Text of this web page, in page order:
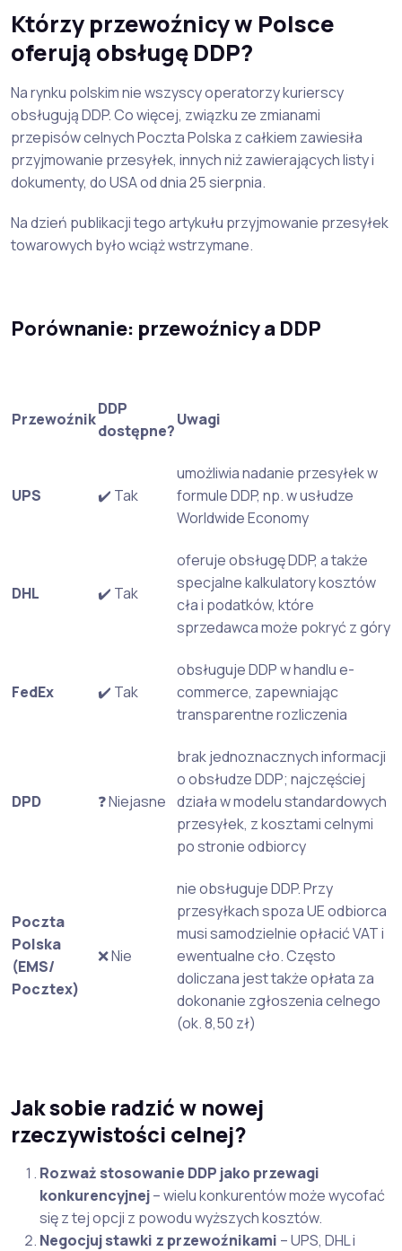
Którzy przewoźnicy w Polsce
oferują obsługę DDP?
Na rynku polskim nie wszyscy operatorzy kurierscy
obsługują DDP. Co więcej, związku ze zmianami
przepisów celnych Poczta Polska z całkiem zawiesiła
przyjmowanie przesyłek, innych niż zawierających listy i
dokumenty, do USA od dnia 25 sierpnia.
Na dzień publikacji tego artykułu przyjmowanie przesyłek
towarowych było wciąż wstrzymane.
Porównanie: przewoźnicy a DDP
Przewoźnik
DDP
dostępne?
Uwagi
UPS ✔️ Tak
umożliwia nadanie przesyłek w
formule DDP, np. w usłudze
Worldwide Economy
DHL ✔️ Tak
oferuje obsługę DDP, a także
specjalne kalkulatory kosztów
cła i podatków, które
sprzedawca może pokryć z góry
FedEx ✔️ Tak
obsługuje DDP w handlu e-
commerce, zapewniając
transparentne rozliczenia
DPD ❓ Niejasne
brak jednoznacznych informacji
o obsłudze DDP; najczęściej
działa w modelu standardowych
przesyłek, z kosztami celnymi
po stronie odbiorcy
Poczta
Polska
(EMS/
Pocztex)
❌ Nie
nie obsługuje DDP. Przy
przesyłkach spoza UE odbiorca
musi samodzielnie opłacić VAT i
ewentualne cło. Często
doliczana jest także opłata za
dokonanie zgłoszenia celnego
(ok. 8,50 zł)
Jak sobie radzić w nowej
rzeczywistości celnej?
Rozważ stosowanie DDP jako przewagi
konkurencyjnej– wielu konkurentów może wycofać
się z tej opcji z powodu wyższych kosztów.
Negocjuj stawki z przewoźnikami – UPS, DHL i